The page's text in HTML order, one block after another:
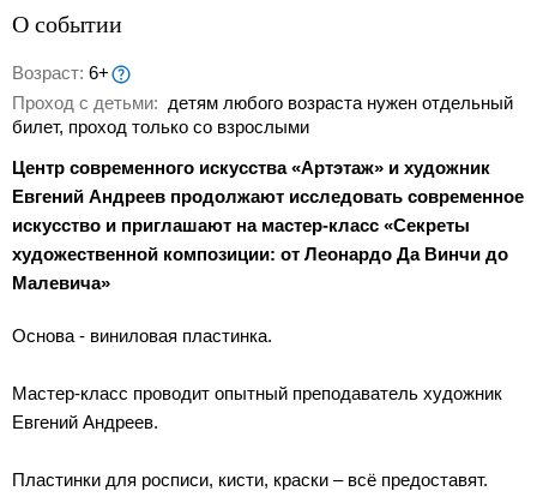
О событии
Возраст: 6+
Проход с детьми: детям любого возраста нужен отдельный
билет, проход только со взрослыми
Центр современного искусства «Артэтаж» и художник
Евгений Андреев продолжают исследовать современное
искусство и приглашают на мастер-класс «Секреты
художественной композиции: от Леонардо Да Винчи до
Малевича»
Основа - виниловая пластинка.
Мастер-класс проводит опытный преподаватель художник
Евгений Андреев.
Пластинки для росписи, кисти, краски – всё предоставят.